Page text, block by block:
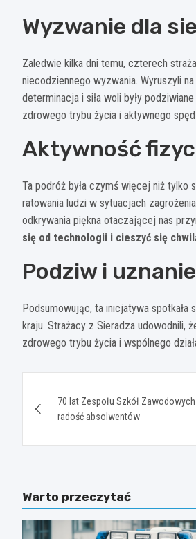
Wyzwanie dla
Zaledwie kilka dni temu, czterech
niecodziennego wyzwania. Wyruszyli
determinacja i siła woli były
zdrowego trybu życia i aktywnego
Aktywność
Ta podróż była czymś więcej niż tylko
ratowania ludzi w sytuacjach
odkrywania piękna otaczającej nas
się od technologii i cieszyć się
Podziw i
Podsumowując, ta inicjatywa spotkała
kraju. Strażacy z Sieradza udowodnili,
zdrowego trybu życia i wspólnego
wpisu
70 lat Zespołu Szkół
radość absolwentów
Warto przeczytać